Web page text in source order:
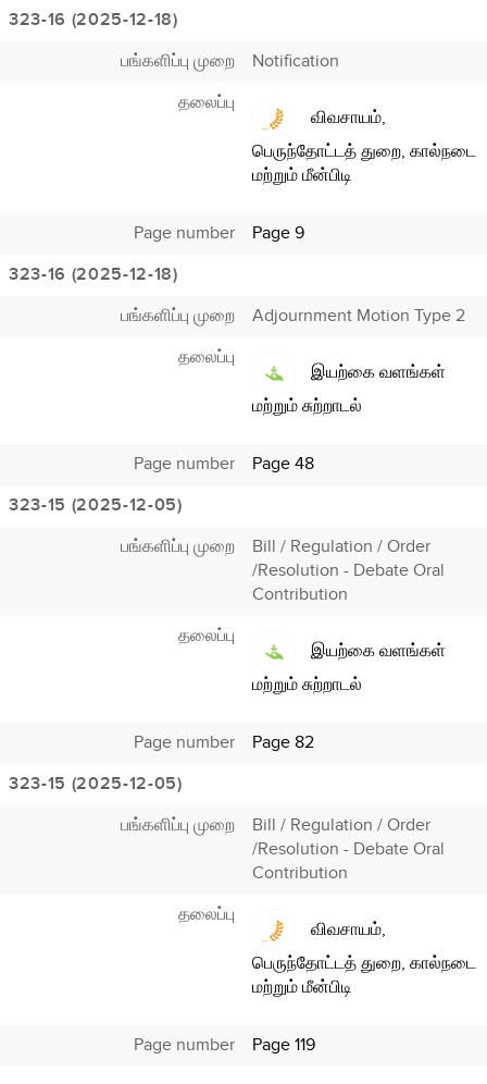
323-16 (2025-12-18)
பங்களிப்பு முறை
Notification
தலைப்பு
விவசாயம்,
பெருந்தோட்டத் துறை, கால்நடை
மற்றும் மீன்பிடி
Page number
Page 9
323-16 (2025-12-18)
பங்களிப்பு முறை
Adjournment Motion Type 2
தலைப்பு
இயற்கை வளங்கள்
மற்றும் சுற்றாடல்
Page number
Page 48
323-15 (2025-12-05)
பங்களிப்பு முறை
Bill / Regulation / Order
/Resolution - Debate Oral
Contribution
தலைப்பு
இயற்கை வளங்கள்
மற்றும் சுற்றாடல்
Page number
Page 82
323-15 (2025-12-05)
பங்களிப்பு முறை
Bill / Regulation / Order
/Resolution - Debate Oral
Contribution
தலைப்பு
விவசாயம்,
பெருந்தோட்டத் துறை, கால்நடை
மற்றும் மீன்பிடி
Page number Page 119